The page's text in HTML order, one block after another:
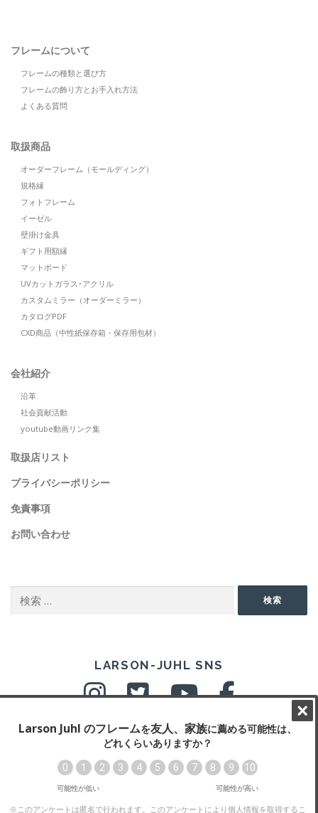
フレームについて
フレームの種類と選び方
フレームの飾り方とお手入れ方法
よくある質問
取扱商品
オーダーフレーム（モールディング）
規格縁
フォトフレーム
イーゼル
壁掛け金具
ギフト用額縁
マットボード
UVカットガラス･アクリル
カスタムミラー（オーダーミラー）
カタログPDF
CXD商品（中性紙保存箱・保存用包材）
会社紹介
沿革
社会貢献活動
youtube動画リンク集
取扱店リスト
プライバシーポリシー
免責事項
お問い合わせ
索:
検索
LARSON-JUHL SNS
Copyright © 2026 ラーソン・ジュール・ニッポン株式会社